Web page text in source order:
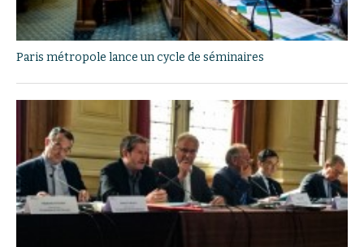
Paris métropole lance un cycle de séminaires